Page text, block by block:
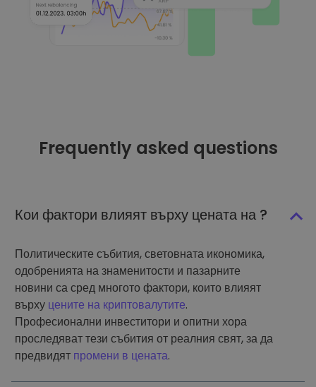
Frequently asked questions
Кои фактори влияят върху цената на ?
Политическите събития, световната икономика,
одобренията на знаменитости и пазарните
новини са сред многото фактори, които влияят
върху цените на криптовалутите.
Професионални инвеститори и опитни хора
проследяват тези събития от реалния свят, за да
предвидят промени в цената.